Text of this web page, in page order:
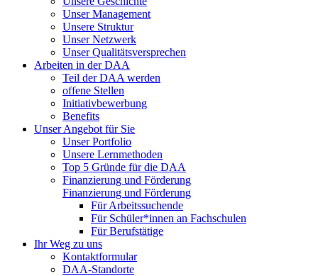
Unser Management
Unsere Struktur
Unser Netzwerk
Unser Qualitätsversprechen
Arbeiten in der DAA
Teil der DAA werden
offene Stellen
Initiativbewerbung
Benefits
Unser Angebot für Sie
Unser Portfolio
Unsere Lernmethoden
Top 5 Gründe für die DAA
Finanzierung und Förderung
Finanzierung und Förderung
Für Arbeitssuchende
Für Schüler*innen an Fachschulen
Für Berufstätige
Ihr Weg zu uns
Kontaktformular
DAA-Standorte